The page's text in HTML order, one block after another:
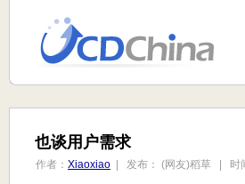
也谈用户需求
作者： Xiaoxiao | 发布： (网友)稻草 | 时